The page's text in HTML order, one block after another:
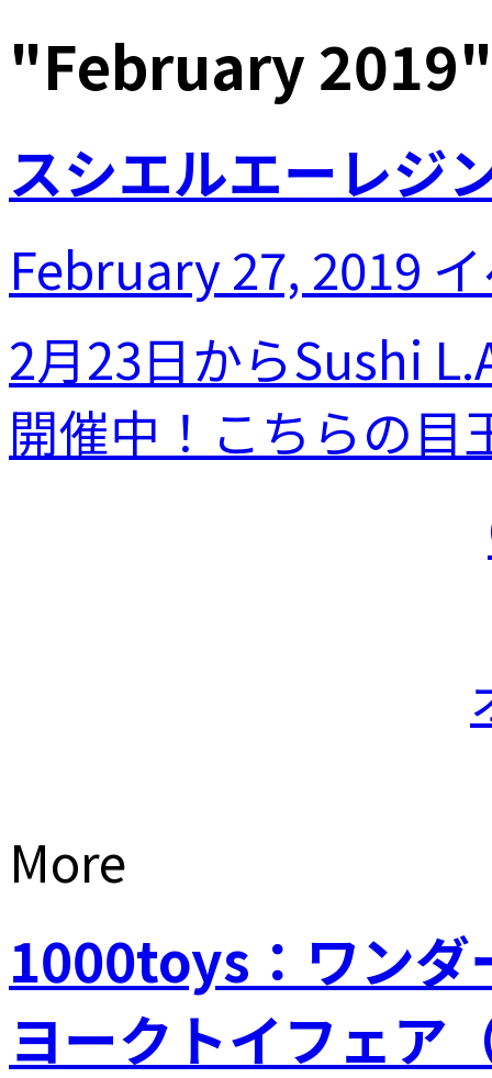
"February 2019"
スシエルエーレジ
February 27, 2019
2月23日からSushi
開催中！こちらの目
More
1000toys：ワンダ
ヨークトイフェア